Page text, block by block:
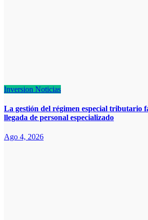
Inversion Noticias
La gestión del régimen especial tributario
llegada de personal especializado
Ago 4, 2026